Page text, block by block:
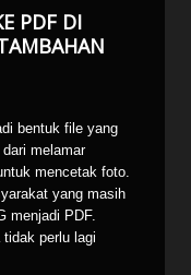
PDF DI
bentuk file yang
melamar
mencetak foto.
yang masih
menjadi PDF.
tidak perlu lagi